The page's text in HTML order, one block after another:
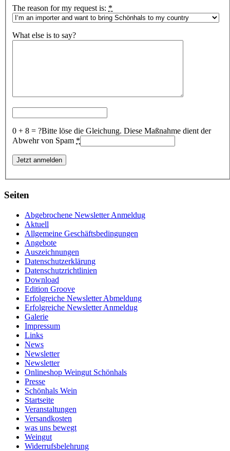
The reason for my request is: *
What else is to say?
0 + 8 = ?Bitte löse die Gleichung. Diese Maßnahme dient der
Abwehr von Spam *
Seiten
Abgebrochene Newsletter Anmeldug
Aktuell
Allgemeine Geschäftsbedingungen
Angebote
Auszeichnungen
Datenschutzerklärung
Datenschutzrichtlinien
Download
Edition Groove
Erfolgreiche Newsletter Abmeldung
Erfolgreiche Newsletter Anmeldug
Galerie
Impressum
Links
News
Newsletter
Newsletter
Onlineshop Weingut Schönhals
Presse
Schönhals Wein
Startseite
Veranstaltungen
Versandkosten
was uns bewegt
Weingut
Widerrufsbelehrung